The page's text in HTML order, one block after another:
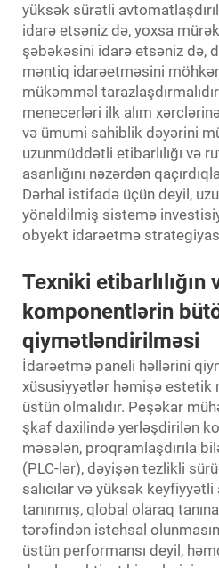
yüksək sürətli
idarə etsəniz də, yoxsa
şəbəkəsini idarə etsəniz də,
məntiq idarəetməsini
mükəmməl
menecerləri ilk alım
və ümumi sahiblik dəyərini
uzunmüddətli etibarlılığı və
asanlığını nəzərdən
Dərhal istifadə üçün deyil,
yönəldilmiş sistemə
obyekt idarəetmə
Texniki etibarlılığın
komponentlərin
qiymətləndirilməsi
İdarəetmə paneli həllərini
xüsusiyyətlər həmişə estetik
üstün olmalıdır. Peşəkar
şkaf daxilində yerləşdirilən
məsələn, proqramlaşdırıla
(PLC-lər), dəyişən tezlikli
salıcılar və yüksək
tanınmış, qlobal olaraq
tərəfindən istehsal
üstün performansı deyil,